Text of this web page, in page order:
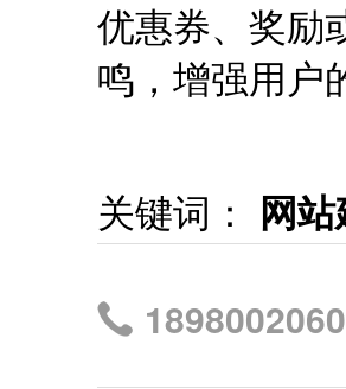
优惠券、奖励
鸣，增强用
关键词： 网